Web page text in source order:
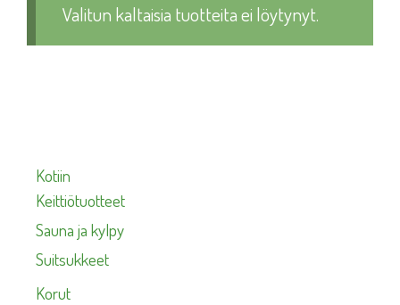
Valitun kaltaisia tuotteita ei löytynyt.
Kotiin
Keittiötuotteet
Sauna ja kylpy
Suitsukkeet
Korut